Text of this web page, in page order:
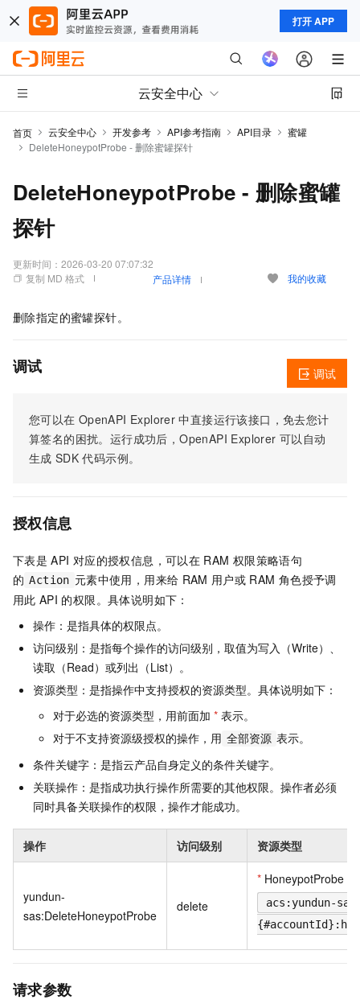
打开 APP
云安全中心
首页 云安全中心 开发参考 API参考指南 API目录
蜜罐
DeleteHoneypotProbe - 删除蜜罐探针
DeleteHoneypotProbe - 删除蜜罐
探针
更新时间： 2026-03-20 07:07:32
复制 MD 格式
产品详情 我的收藏
删除指定的蜜罐探针。
调试
您可以在 OpenAPI Explorer 中直接运行该接口，免去您计
算签名的困扰。运行成功后，OpenAPI Explorer 可以自动
生成 SDK 代码示例。
调试
授权信息
下表是 API 对应的授权信息，可以在 RAM 权限策略语句
的 Action 元素中使用，用来给 RAM 用户或 RAM 角色授予调
用此 API 的权限。具体说明如下：
操作：是指具体的权限点。
访问级别：是指每个操作的访问级别，取值为写入（Write）、
读取（Read）或列出（List）。
资源类型：是指操作中支持授权的资源类型。具体说明如下：
对于必选的资源类型，用前面加 * 表示。
对于不支持资源级授权的操作，用 全部资源 表示。
条件关键字：是指云产品自身定义的条件关键字。
关联操作：是指成功执行操作所需要的其他权限。操作者必须
同时具备关联操作的权限，操作才能成功。
操作 访问级别 资源类型
yundun-
sas:DeleteHoneypotProbe
delete
* HoneypotProbe
acs:yundun-
请求参数